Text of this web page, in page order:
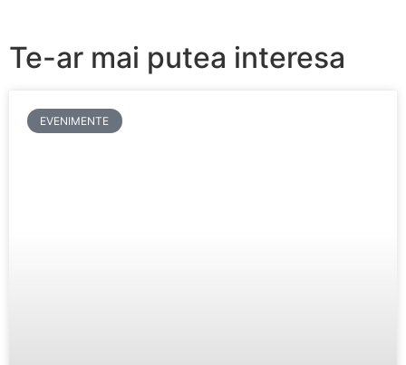
Te-ar mai putea interesa
EVENIMENTE